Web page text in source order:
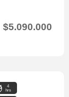
$5.090.000
4
hrs